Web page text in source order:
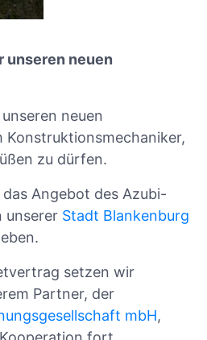
unseren neuen
neuen
Konstruktionsmechaniker,
zu dürfen.
Angebot des Azubi-
unserer Stadt Blankenburg
setzen wir
Partner, der
mbH,